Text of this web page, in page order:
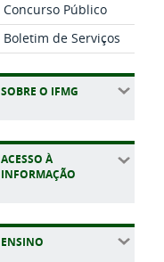
Concurso Público
Boletim de Serviços
SOBRE O IFMG
ACESSO À
INFORMAÇÃO
ENSINO